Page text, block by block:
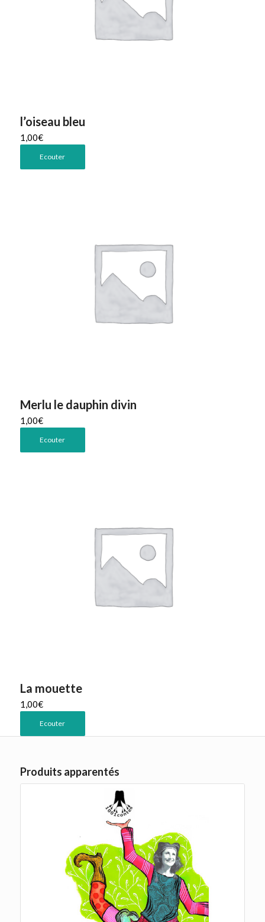
l’oiseau bleu
1,00€
Ecouter
Merlu le dauphin divin
1,00€
Ecouter
La mouette
1,00€
Ecouter
Produits apparentés